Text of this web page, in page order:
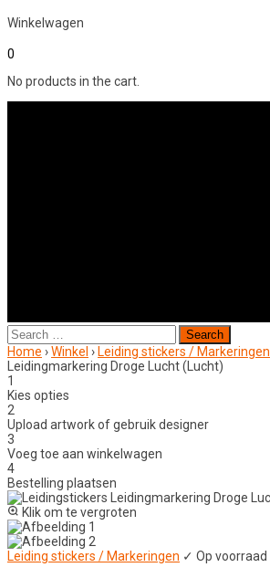
Winkelwagen
0
No products in the cart.
Search
for:
Home ›Winkel › Leiding stickers / Markeringen
Leidingmarkering Droge Lucht (Lucht)
1
Kies opties
2
Upload artwork of gebruik designer
3
Voeg toe aan winkelwagen
4
Bestelling plaatsen
Klik om te vergroten
Leiding stickers / Markeringen ✓ Op voorraad